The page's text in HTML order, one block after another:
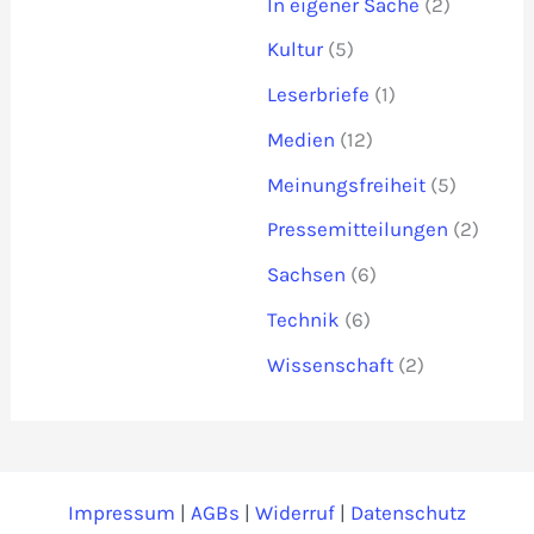
Kultur (5)
Leserbriefe (1)
Medien (12)
Meinungsfreiheit (5)
Pressemitteilungen (2)
Sachsen (6)
Technik (6)
Wissenschaft (2)
Impressum | AGBs | Widerruf | Datenschutz